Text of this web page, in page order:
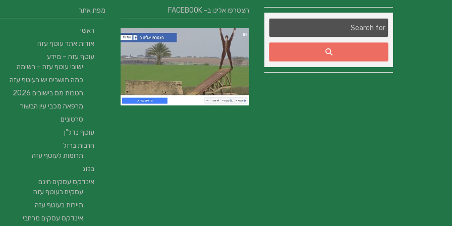
מפת אתר
ראשי
אודות אתר עוטף עזה
עוטף עזה – מידע
ישובי עוטף עזה – רשימה
כמה תושבים יש בעוטף עזה
הטבות מס בישובים 2026
מרפאה מכבי עין הבשור
סרטונים
עוטף נדל”ן
חרבות ברזל
תרומות לעוטף עזה
בלוג
אינדקס עסקים חינם
עסקים בעוטף עזה
תיירות בעוטף עזה
אינדקס עסקים מרחבי
הצטרפו אלינו ב- FACEBOOK